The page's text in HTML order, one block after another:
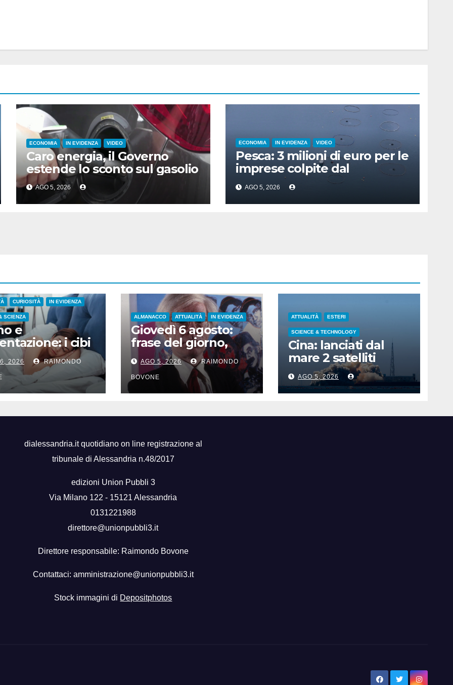
ECONOMIA IN EVIDENZA VIDEO
Caro energia, il Governo
estende lo sconto sul gasolio
AGO 5, 2026
ECONOMIA IN EVIDENZA VIDEO
Pesca: 3 milioni di euro per le
imprese colpite dal
maltempo
AGO 5, 2026
CURIOSITÀ IN EVIDENZA
SCIENZA
e
i cibi
un
naturale
2026 RAIMONDO
ALMANACCO ATTUALITÀ IN EVIDENZA
Giovedì 6 agosto:
frase del giorno,
santi del giorno, nati
famosi, accadde
oggi
AGO 5, 2026 RAIMONDO
BOVONE
ATTUALITÀ ESTERI
SCIENCE & TECHNOLOGY
Cina: lanciati dal
mare 2 satelliti
iperspettrali nello
Shandong
AGO 5, 2026
dialessandria.it quotidiano on line registrazione al
tribunale di Alessandria n.48/2017
edizioni Union Pubbli 3
Via Milano 122 - 15121 Alessandria
0131221988
direttore@unionpubbli3.it
Direttore responsabile: Raimondo Bovone
Contattaci: amministrazione@unionpubbli3.it
Stock immagini di Depositphotos